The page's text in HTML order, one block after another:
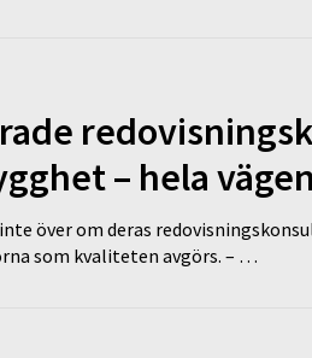
– hela vägen
över om deras
som kvaliteten avgörs. – …